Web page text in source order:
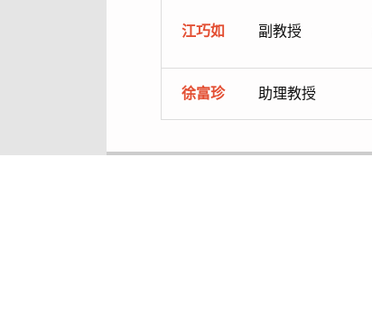
江巧如 副教授
徐富珍 助理教授